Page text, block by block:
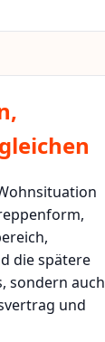
die spätere
sondern auch
und